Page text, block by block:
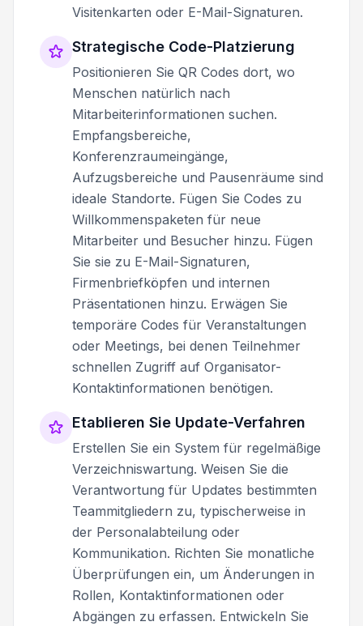
Visitenkarten oder E-Mail-Signaturen.
Strategische Code-Platzierung
Positionieren Sie QR Codes dort, wo
Menschen natürlich nach
Mitarbeiterinformationen suchen.
Empfangsbereiche,
Konferenzraumeingänge,
Aufzugsbereiche und Pausenräume sind
ideale Standorte. Fügen Sie Codes zu
Willkommenspaketen für neue
Mitarbeiter und Besucher hinzu. Fügen
Sie sie zu E-Mail-Signaturen,
Firmenbriefköpfen und internen
Präsentationen hinzu. Erwägen Sie
temporäre Codes für Veranstaltungen
oder Meetings, bei denen Teilnehmer
schnellen Zugriff auf Organisator-
Kontaktinformationen benötigen.
Etablieren Sie Update-Verfahren
Erstellen Sie ein System für regelmäßige
Verzeichniswartung. Weisen Sie die
Verantwortung für Updates bestimmten
Teammitgliedern zu, typischerweise in
der Personalabteilung oder
Kommunikation. Richten Sie monatliche
Überprüfungen ein, um Änderungen in
Rollen, Kontaktinformationen oder
Abgängen zu erfassen. Entwickeln Sie